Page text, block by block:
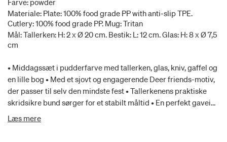
Farve: powder
Materiale: Plate: 100% food grade PP with anti-slip TPE.
Cutlery: 100% food grade PP. Mug: Tritan
Mål: Tallerken: H: 2 x Ø 20 cm. Bestik: L: 12 cm. Glas: H: 8 x Ø 7,5
cm
• Middagssæt i pudderfarve med tallerken, glas, kniv, gaffel og
en lille bog • Med et sjovt og engagerende Deer friends-motiv,
der passer til selv den mindste fest • Tallerkenens praktiske
skridsikre bund sørger for et stabilt måltid • En perfekt gaveidé
til de små • Efter utallige måltider kan sættet affaldssorteres
Læs mere